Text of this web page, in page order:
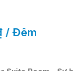
/ Đêm